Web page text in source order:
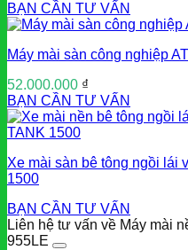
BẠN CẦN TƯ VẤN
Máy mài sàn công nghiệp
52.000.000 ₫
BẠN CẦN TƯ VẤN
Xe mài sàn bê tông ngồi lái
1500
BẠN CẦN TƯ VẤN
Liên hệ tư vấn về Máy mài
955LE